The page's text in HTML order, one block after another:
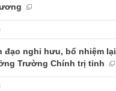
đạo nghỉ hưu, bổ nhiệm lại
Trường Chính trị tỉnh